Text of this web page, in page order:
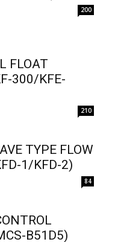
200
FLOAT
300/KFE-
210
TYPE FLOW
1/KFD-2)
84
B51D5)